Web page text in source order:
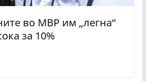
во МВР им „легна“
за 10%